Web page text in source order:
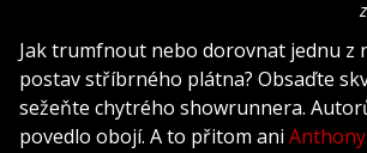
Jak trumfnout nebo dorovnat jednu z
postav stříbrného plátna? Obsaďte
sežeňte chytrého showrunnera.
povedlo obojí. A to přitom ani